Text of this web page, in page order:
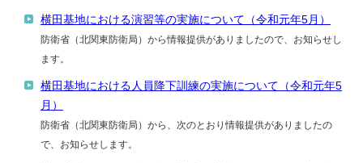
横田基地における演習等の実施について（令和元年5月）
防衛省（北関東防衛局）から情報提供がありましたので、お知らせし
ます。
横田基地における人員降下訓練の実施について（令和元年5
月）
防衛省（北関東防衛局）から、次のとおり情報提供がありましたの
で、お知らせします。